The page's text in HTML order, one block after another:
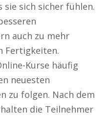
sich sicher fühlen.
auch zu mehr
Fertigkeiten.
Kurse häufig
neuesten
zu folgen. Nach dem
die Teilnehmer